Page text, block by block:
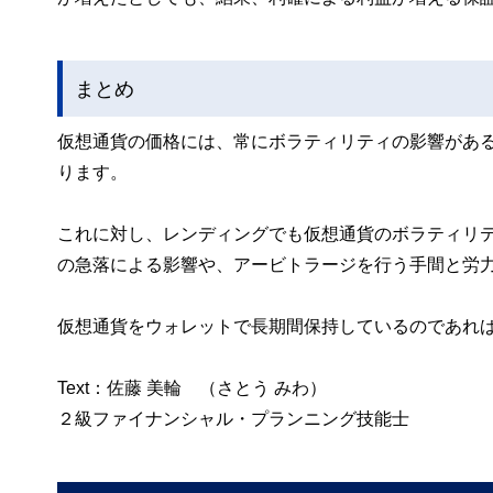
まとめ
仮想通貨の価格には、常にボラティリティの影響があ
ります。
これに対し、レンディングでも仮想通貨のボラティ
の急落による影響や、アービトラージを行う手間と労
仮想通貨をウォレットで長期間保持しているのであれ
Text：佐藤 美輪 （さとう みわ）
２級ファイナンシャル・プランニング技能士